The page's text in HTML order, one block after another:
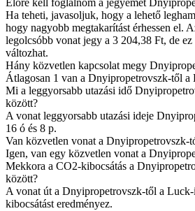
Előre kell foglalnom a jegyemet
Ha teheti, javasoljuk, hogy a lehető
hogy nagyobb megtakarítást érhessen el.
legolcsóbb vonat jegy a 3 204,38 Ft, de
változhat.
Hány közvetlen kapcsolat megy
Átlagosan 1 van a Dnyipropetrovszk-től a
Mi a leggyorsabb utazási idő
között?
A vonat leggyorsabb utazási ideje
16 ó és 8 p.
Van közvetlen vonat a Dnyipropetrovszk-
Igen, van egy közvetlen vonat a
Mekkora a CO2-kibocsátás a
között?
A vonat út a Dnyipropetrovszk-től a
kibocsátást eredményez.